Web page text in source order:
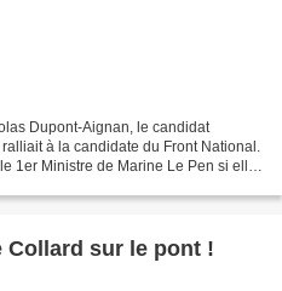
Dupont-Aignan, le candidat
à la candidate du Front National.
1er Ministre de Marine Le Pen si elle
Collard sur le pont !